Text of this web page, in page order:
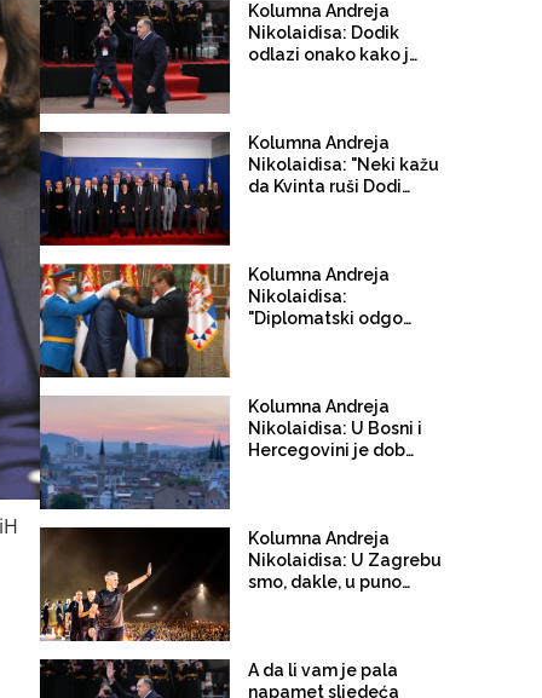
Kolumna Andreja
Nikolaidisa: Dodik
odlazi onako kako je i
Kolumna Andreja
Nikolaidisa: "Neki kažu
da Kvinta ruši Dodika.
i HDZ uz prećutnu
saglasnost Kvinte
Dodika održava na
Kolumna Andreja
Nikolaidisa:
"Diplomatski odgovor
Kolumna Andreja
Nikolaidisa: U Bosni i
Hercegovini je dobro
Kolumna Andreja
Nikolaidisa: U Zagrebu
smo, dakle, u punom
dalje kruži bauk
političkog islama
A da li vam je pala
napamet sljedeća